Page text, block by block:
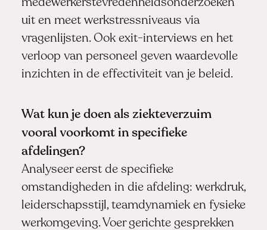
medewerkerstevredenheidsonderzoeken
uit en meet werkstressniveaus via
vragenlijsten. Ook exit-interviews en het
verloop van personeel geven waardevolle
inzichten in de effectiviteit van je beleid.
Wat kun je doen als ziekteverzuim
vooral voorkomt in specifieke
afdelingen?
Analyseer eerst de specifieke
omstandigheden in die afdeling: werkdruk,
leiderschapsstijl, teamdynamiek en fysieke
werkomgeving. Voer gerichte gesprekken